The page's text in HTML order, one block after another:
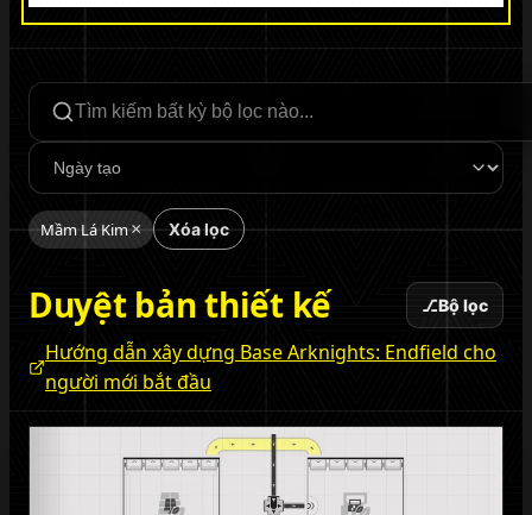
Tìm kiếm bộ lọc
Sắp xếp
Mầm Lá Kim× Xóa lọc
Duyệt bản thiết kế ⎇Bộ lọc
Hướng dẫn xây dựng Base Arknights: Endfield cho
người mới bắt đầu